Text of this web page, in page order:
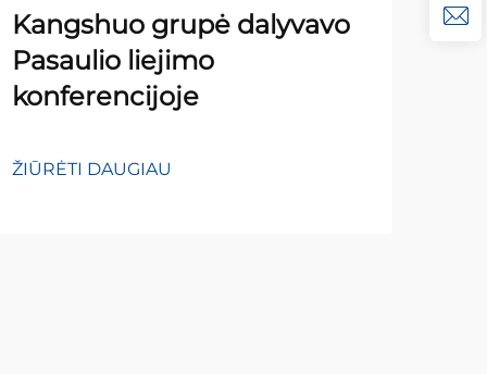
Kangshuo grupė dalyvavo
Pasaulio liejimo
konferencijoje
ŽIŪRĖTI DAUGIAU